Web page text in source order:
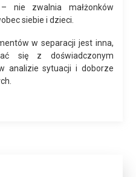
nie zwalnia małżonków
siebie i dzieci.
w separacji jest inna,
się z doświadczonym
analizie sytuacji i doborze